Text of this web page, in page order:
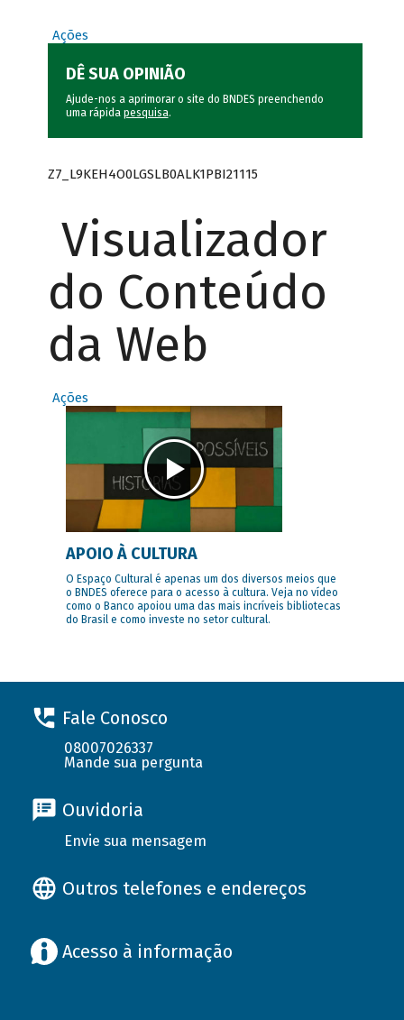
Ações
DÊ SUA OPINIÃO
Ajude-nos a aprimorar o site do BNDES preenchendo
uma rápida pesquisa.
Z7_L9KEH4O0LGSLB0ALK1PBI21115
Visualizador
do Conteúdo
da Web
Ações
APOIO À CULTURA
O Espaço Cultural é apenas um dos diversos meios que
o BNDES oferece para o acesso à cultura. Veja no vídeo
como o Banco apoiou uma das mais incríveis bibliotecas
do Brasil e como investe no setor cultural.
Fale Conosco
08007026337
Mande sua pergunta
Ouvidoria
Envie sua mensagem
Outros telefones e endereços
Acesso à informação